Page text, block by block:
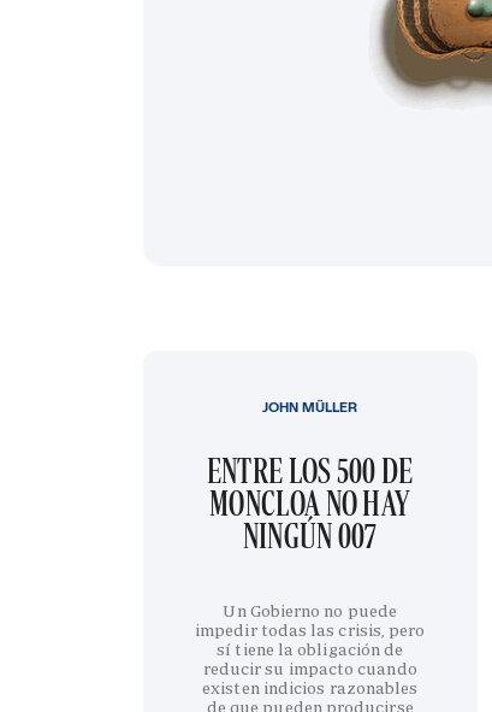
ENTRE LOS 500 DE
MONCLOA NO HAY
NINGÚN 007
Un Gobierno no puede
impedir todas las crisis, pero
sí tiene la obligación de
reducir su impacto cuando
existen indicios razonables
de que pueden producirse
JOHN MÜLLER